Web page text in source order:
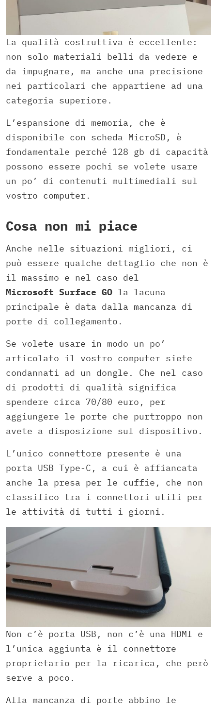
La qualità costruttiva è eccellente:
non solo materiali belli da vedere e
da impugnare, ma anche una precisione
nei particolari che appartiene ad una
categoria superiore.
L’espansione di memoria, che è
disponibile con scheda MicroSD, è
fondamentale perché 128 gb di capacità
possono essere pochi se volete usare
un po’ di contenuti multimediali sul
vostro computer.
Cosa non mi piace
Anche nelle situazioni migliori, ci
può essere qualche dettaglio che non è
il massimo e nel caso del
Microsoft Surface GO la lacuna
principale è data dalla mancanza di
porte di collegamento.
Se volete usare in modo un po’
articolato il vostro computer siete
condannati ad un dongle. Che nel caso
di prodotti di qualità significa
spendere circa 70/80 euro, per
aggiungere le porte che purtroppo non
avete a disposizione sul dispositivo.
L’unico connettore presente è una
porta USB Type-C, a cui è affiancata
anche la presa per le cuffie, che non
classifico tra i connettori utili per
le attività di tutti i giorni.
Non c’è porta USB, non c’è una HDMI e
l’unica aggiunta è il connettore
proprietario per la ricarica, che però
serve a poco.
Alla mancanza di porte abbino le